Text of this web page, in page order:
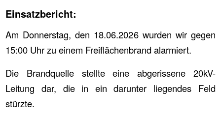
Einsatzbericht:
Am Donnerstag, den 18.06.2026 wurden wir gegen
15:00 Uhr zu einem Freiflächenbrand alarmiert.
Die Brandquelle stellte eine abgerissene 20kV-
Leitung dar, die in ein darunter liegendes Feld
stürzte.